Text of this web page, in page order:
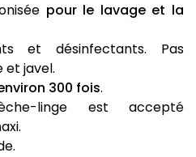
pour le lavage et la
et désinfectants. Pas
et javel.
300 fois.
linge est accepté